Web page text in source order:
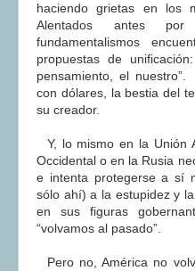
haciendo grietas en los
Alentados antes
fundamentalismos
propuestas de
pensamiento, el
con dólares, la bestia del
su creador.
Y, lo mismo en la Unión
Occidental o en la Rusia
e intenta protegerse a sí
sólo ahí) a la estupidez y
en sus figuras
“volvamos al pasado”.
Pero no, América no